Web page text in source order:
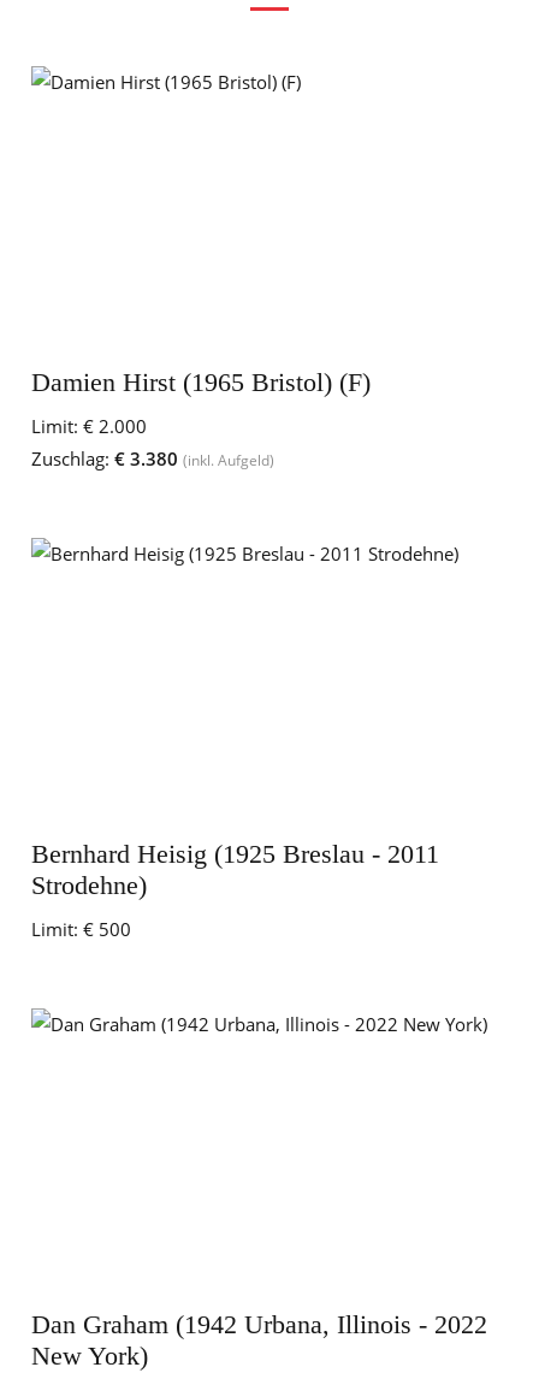
Damien Hirst (1965 Bristol) (F)
Limit: € 2.000
Zuschlag: € 3.380 (inkl. Aufgeld)
Bernhard Heisig (1925 Breslau - 2011
Strodehne)
Limit: € 500
Dan Graham (1942 Urbana, Illinois - 2022
New York)